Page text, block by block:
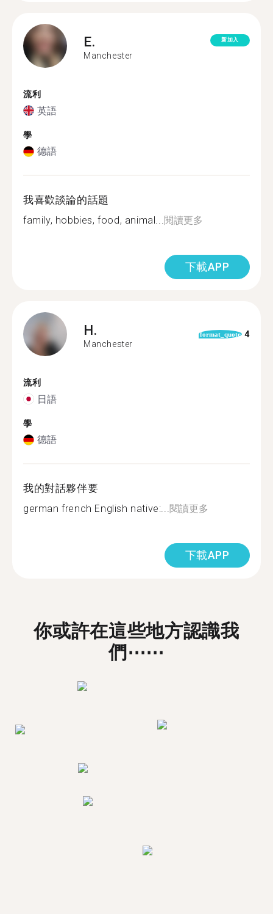
E.
Manchester
新加入
流利
英語
學
德語
我喜歡談論的話題
family, hobbies, food, animal...閱讀更多
下載APP
H.
Manchester
format_quote 4
流利
日語
學
德語
我的對話夥伴要
german french English native:...閱讀更多
下載APP
你或許在這些地方認識我
們⋯⋯